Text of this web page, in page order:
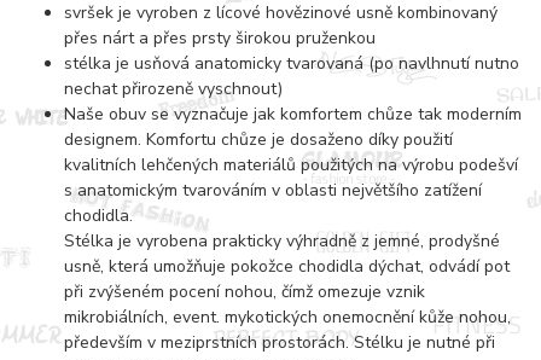
svršek je vyroben z lícové hovězinové usně kombinovaný
přes nárt a přes prsty širokou pruženkou
stélka je usňová anatomicky tvarovaná (po navlhnutí nutno
nechat přirozeně vyschnout)
Naše obuv se vyznačuje jak komfortem chůze tak moderním
designem. Komfortu chůze je dosaženo díky použití
kvalitních lehčených materiálů použitých na výrobu podešví
s anatomickým tvarováním v oblasti největšího zatížení
chodidla.
Stélka je vyrobena prakticky výhradně z jemné, prodyšné
usně, která umožňuje pokožce chodidla dýchat, odvádí pot
při zvýšeném pocení nohou, čímž omezuje vznik
mikrobiálních, event. mykotických onemocnění kůže nohou,
především v meziprstních prostorách. Stélku je nutné při